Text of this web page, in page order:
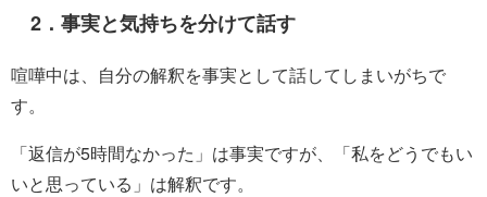
2．事実と気持ちを分けて話す
喧嘩中は、自分の解釈を事実として話してしまいがちで
す。
「返信が5時間なかった」は事実ですが、「私をどうでもい
いと思っている」は解釈です。